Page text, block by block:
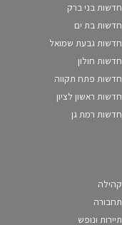
חדשות בני ברק
חדשות בת ים
חדשות גבעת שמואל
חדשות חולון
חדשות פתח תקווה
חדשות ראשון לציון
חדשות רמת גן
קהילה
תחבורה
תיירות ונופש